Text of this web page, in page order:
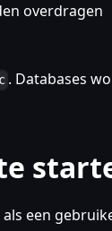
overdragen
. Databases
als een